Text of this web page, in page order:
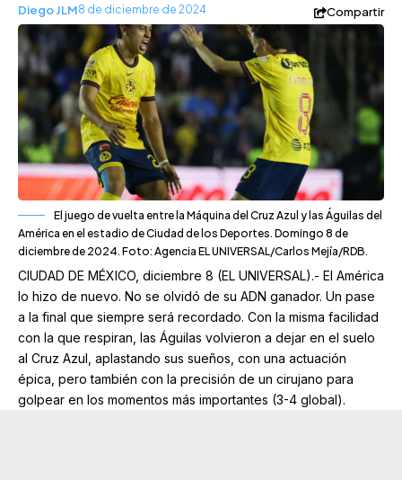
Diego JLM8 de diciembre de 2024 Compartir
El juego de vuelta entre la Máquina del Cruz Azul y las Águilas del
América en el estadio de Ciudad de los Deportes. Domingo 8 de
diciembre de 2024. Foto: Agencia EL UNIVERSAL/Carlos Mejía/RDB.
CIUDAD DE MÉXICO, diciembre 8 (EL UNIVERSAL).- El América
lo hizo de nuevo. No se olvidó de su ADN ganador. Un pase
a la final que siempre será recordado. Con la misma facilidad
con la que respiran, las Águilas volvieron a dejar en el suelo
al Cruz Azul, aplastando sus sueños, con una actuación
épica, pero también con la precisión de un cirujano para
golpear en los momentos más importantes (3-4 global).